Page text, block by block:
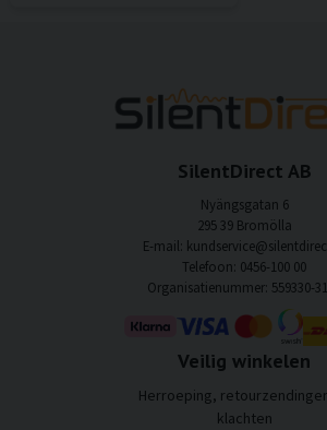
SilentDirect AB
Nyängsgatan 6
295 39 Bromölla
E-mail:
Telefoon: 0456-100 00
Organisatienummer: 559330-
Veilig winkelen
Herroeping,
klachten